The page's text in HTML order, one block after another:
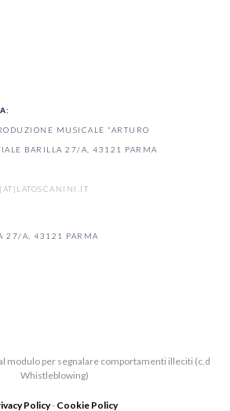
MUSICALE “ARTURO
BARILLA 27/A, 43121 PARMA
27/A, 43121 PARMA
modulo per segnalare comportamenti illeciti (c.d
Whistleblowing)
Policy- Cookie Policy